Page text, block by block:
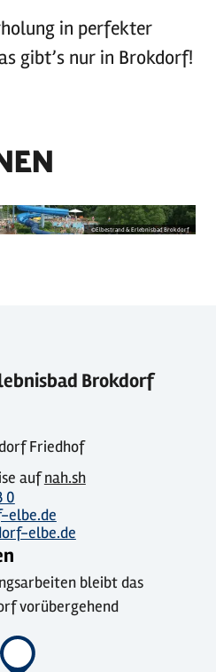
in perfekter
gibt’s nur in Brokdorf!
©Elbestrand & Erlebnisbad Brokdorf
Brokdorf
Friedhof
aufnah.sh
0
elbe.de
elbe.de
bleibt das
vorübergehend